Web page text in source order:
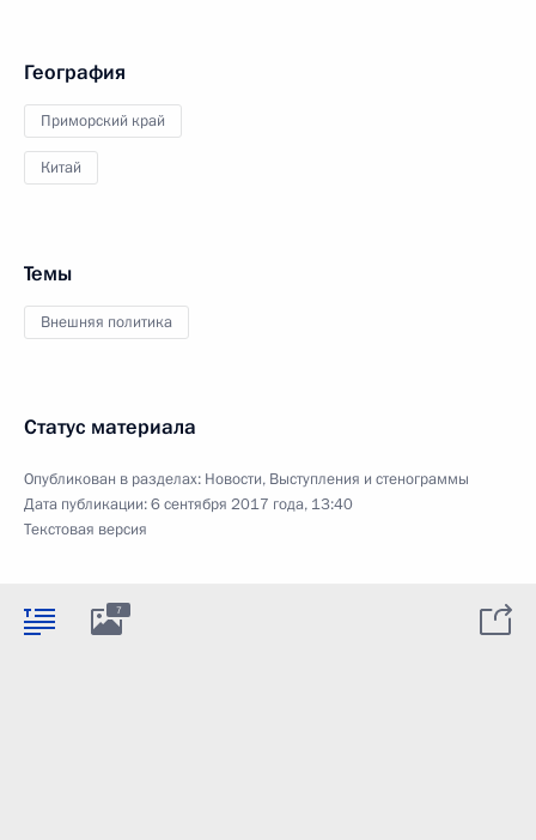
География
Приморский край
Китай
Темы
Внешняя политика
Статус материала
Опубликован в разделах: Новости, Выступления и стенограммы
Дата публикации:6 сентября 2017 года, 13:40
Текстовая версия
7